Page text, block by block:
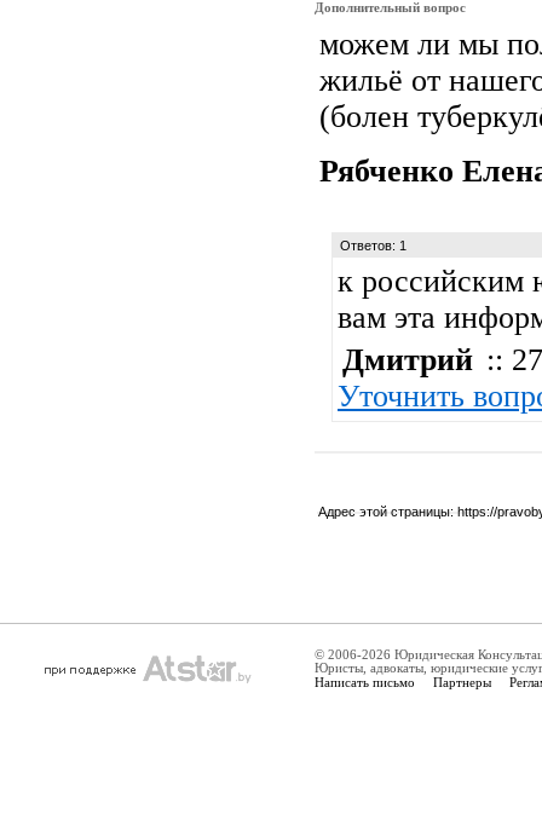
Дополнительный вопрос
можем ли мы
жильё от
(болен
Рябченко
Ответов: 1
к российским
вам эта
Дмитрий ::
Уточнить
Адрес этой страницы: https://
© 2006-2026 Юридическая
Юристы, адвокаты, юридические
Написать письмо Партнеры